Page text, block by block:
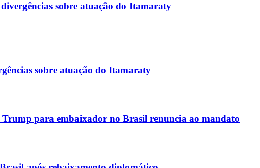
sobre atuação do Itamaraty
sobre atuação do Itamaraty
para embaixador no Brasil renuncia ao mandato